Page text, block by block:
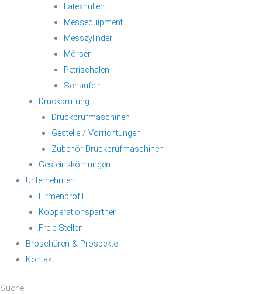
Latexhüllen
Messequipment
Messzylinder
Mörser
Petrischalen
Schaufeln
Druckprüfung
Druckprüfmaschinen
Gestelle / Vorrichtungen
Zubehör Druckprüfmaschinen
Gesteinskörnungen
Unternehmen
Firmenprofil
Kooperationspartner
Freie Stellen
Broschüren & Prospekte
Kontakt
Suche